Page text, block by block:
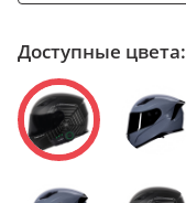
Доступные цвета: